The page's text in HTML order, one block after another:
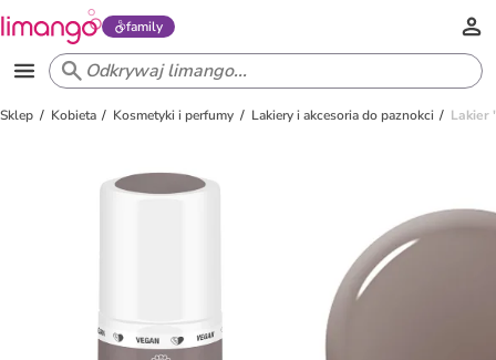
family
Sklep Kobieta Kosmetyki i perfumy Lakiery i akcesoria do paznokci Lakier